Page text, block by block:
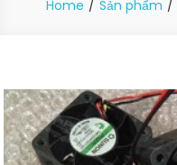
Home Sản phẩm